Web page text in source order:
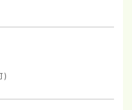
)